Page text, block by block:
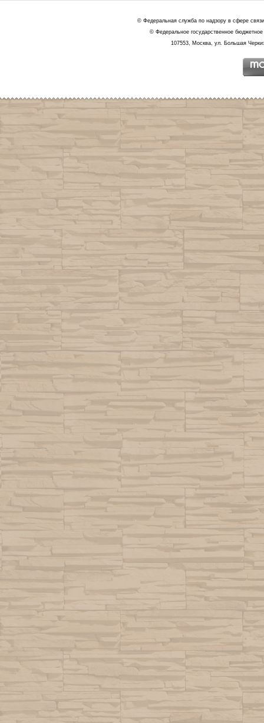
© Федеральная служба по надзору в сфере
© Федеральное государственное
107553, Москва, ул. Большая